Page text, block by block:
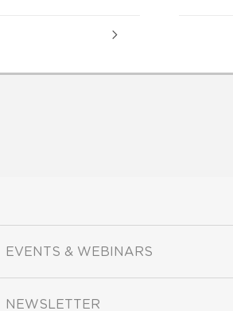
EVENTS & WEBINARS
NEWSLETTER